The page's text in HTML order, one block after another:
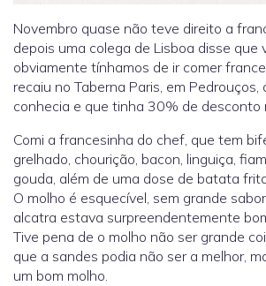
Novembro quase não teve direito a
depois uma colega de Lisboa disse que
obviamente tínhamos de ir comer
recaiu no Taberna Paris, em Pedrouços,
conhecia e que tinha 30% de desconto
Comi a francesinha do chef, que tem
grelhado, chourição, bacon, linguiça,
gouda, além de uma dose de batata
O molho é esquecível, sem grande
alcatra estava surpreendentemente
Tive pena de o molho não ser grande
que a sandes podia não ser a melhor,
um bom molho.